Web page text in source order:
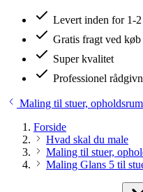
Levert inden for 1-2
Gratis fragt ved
Super kvalitet
Professionel
Maling til stuer,
Forside
Hvad skal du male
Maling til stuer,
Maling Glans 5 til